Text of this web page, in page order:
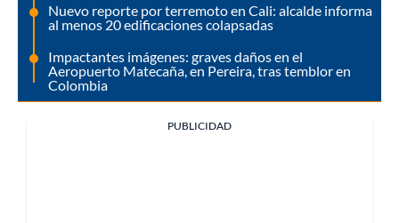
Nuevo reporte por terremoto en Cali: alcalde informa
al menos 20 edificaciones colapsadas
Impactantes imágenes: graves daños en el
Aeropuerto Matecaña, en Pereira, tras temblor en
Colombia
PUBLICIDAD